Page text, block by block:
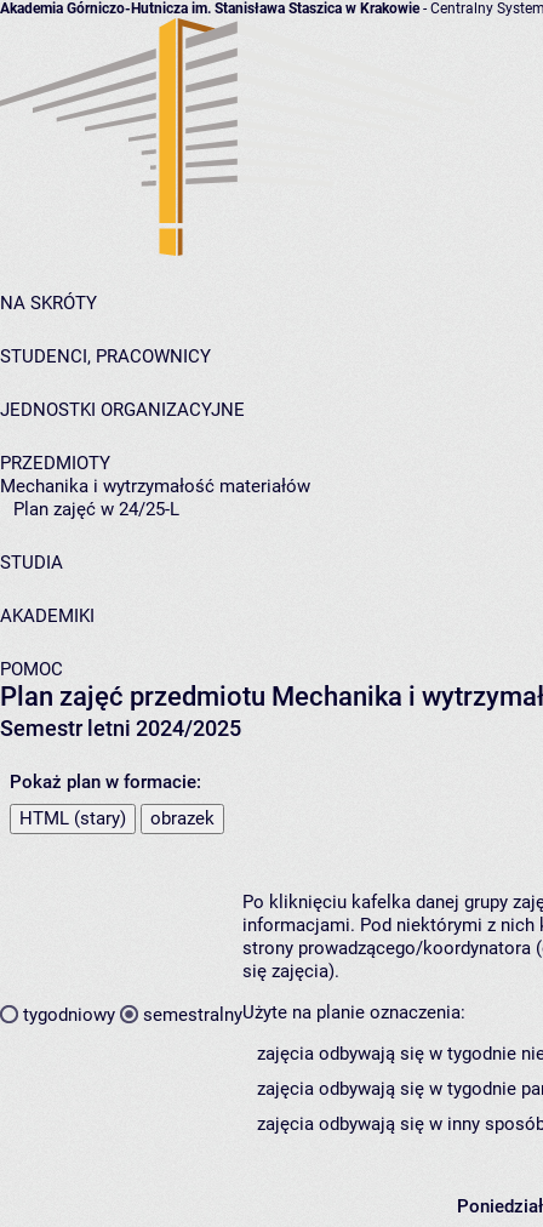
Akademia Górniczo-Hutnicza im. Stanisława Staszica w Krakowie- Centralny
NA SKRÓTY
STUDENCI, PRACOWNICY
JEDNOSTKI ORGANIZACYJNE
PRZEDMIOTY
Mechanika i wytrzymałość materiałów
Plan zajęć w 24/25-L
STUDIA
AKADEMIKI
POMOC
Plan zajęć przedmiotu Mechanika i
Semestr letni 2024/2025
Pokaż plan w formacie:
HTML (stary)
obrazek
tygodniowy semestralny
Po kliknięciu kafelka danej grupy
informacjami. Pod niektórymi z nich
strony prowadzącego/koordynatora
się zajęcia).
Użyte na planie oznaczenia:
zajęcia odbywają się w tygodnie
zajęcia odbywają się w tygodnie
zajęcia odbywają się w inny